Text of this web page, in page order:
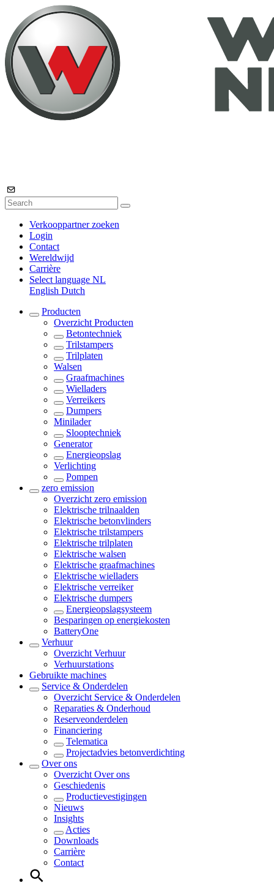
Verkooppartner zoeken
Login
Contact
Wereldwijd
Carrière
Select language NL
English Dutch
Producten
Overzicht Producten
Betontechniek
Trilstampers
Trilplaten
Walsen
Graafmachines
Wielladers
Verreikers
Dumpers
Minilader
Slooptechniek
Generator
Energieopslag
Verlichting
Pompen
zero emission
Overzicht zero emission
Elektrische trilnaalden
Elektrische betonvlinders
Elektrische trilstampers
Elektrische trilplaten
Elektrische walsen
Elektrische graafmachines
Elektrische wielladers
Elektrische verreiker
Elektrische dumpers
Energieopslagsysteem
Besparingen op energiekosten
BatteryOne
Verhuur
Overzicht Verhuur
Verhuurstations
Gebruikte machines
Service & Onderdelen
Overzicht Service & Onderdelen
Reparaties & Onderhoud
Reserveonderdelen
Financiering
Telematica
Projectadvies betonverdichting
Over ons
Overzicht Over ons
Geschiedenis
Productievestigingen
Nieuws
Insights
Acties
Downloads
Carrière
Contact